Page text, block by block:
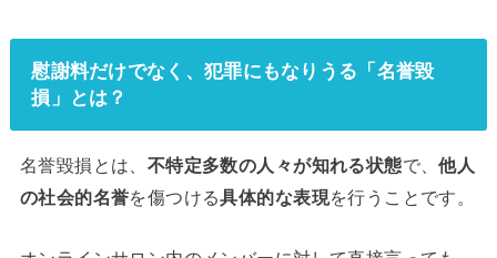
慰謝料だけでなく、犯罪にもなりうる「名誉毀
損」とは？
名誉毀損とは、 不特定多数の人々が知れる状態で、他人
の社会的名誉を傷つける具体的な表現を行うことです。